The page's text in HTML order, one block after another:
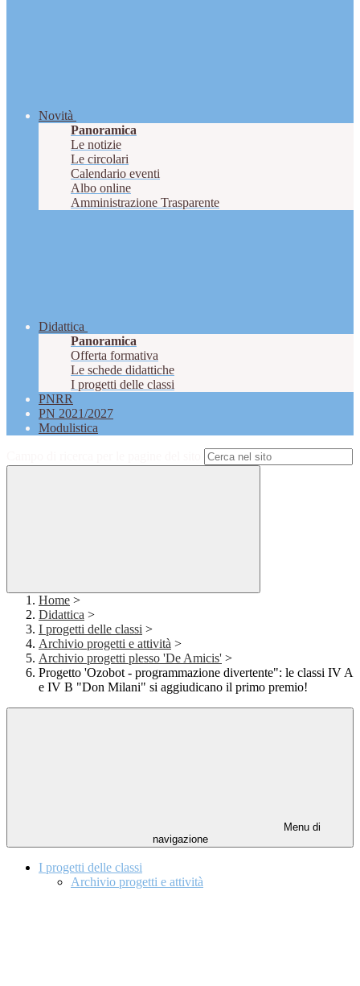
Novità
Panoramica
Le notizie
Le circolari
Calendario eventi
Albo online
Amministrazione Trasparente
Didattica
Panoramica
Offerta formativa
Le schede didattiche
I progetti delle classi
PNRR
PN 2021/2027
Modulistica
Home >
Didattica >
I progetti delle classi >
Archivio progetti e attività >
Archivio progetti plesso 'De Amicis' >
Progetto 'Ozobot - programmazione divertente": le classi IV A
e IV B "Don Milani" si aggiudicano il primo premio!
Menu di
navigazione
I progetti delle classi
Archivio progetti e attività